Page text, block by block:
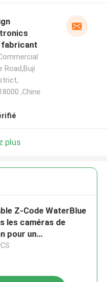
Road,Buji
,Chine
plus
Z-Code WaterBlue
les caméras de
pour un
plus sûr